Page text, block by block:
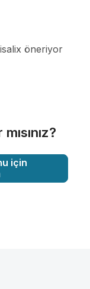
öneriyor
için